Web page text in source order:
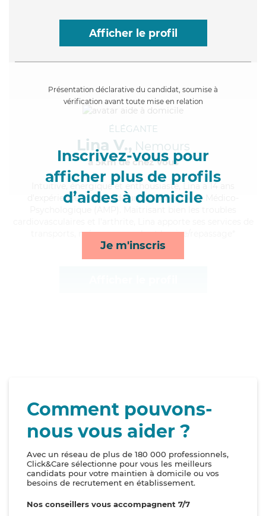
Afficher le profil
Présentation déclarative du candidat, soumise à
vérification avant toute mise en relation
Inscrivez-vous pour
afficher plus de profils
d’aides à domicile
Je m'inscris
ÉLÉGANTE
Lina V., Nemours
à 5km de chez Vous
, énergique et enthousiaste, Lina a 14 ans
d'expérience et possède un diplôme d'Aide Médico-
transports, ménage, rappels et lessive/repassage*
Comment pouvons-
nous vous aider ?
Avec un réseau de plus de 180 000 professionnels,
Click&Care sélectionne pour vous les meilleurs
candidats pour votre maintien à domicile ou vos
besoins de recrutement en établissement.
Nos conseillers vous accompagnent 7/7